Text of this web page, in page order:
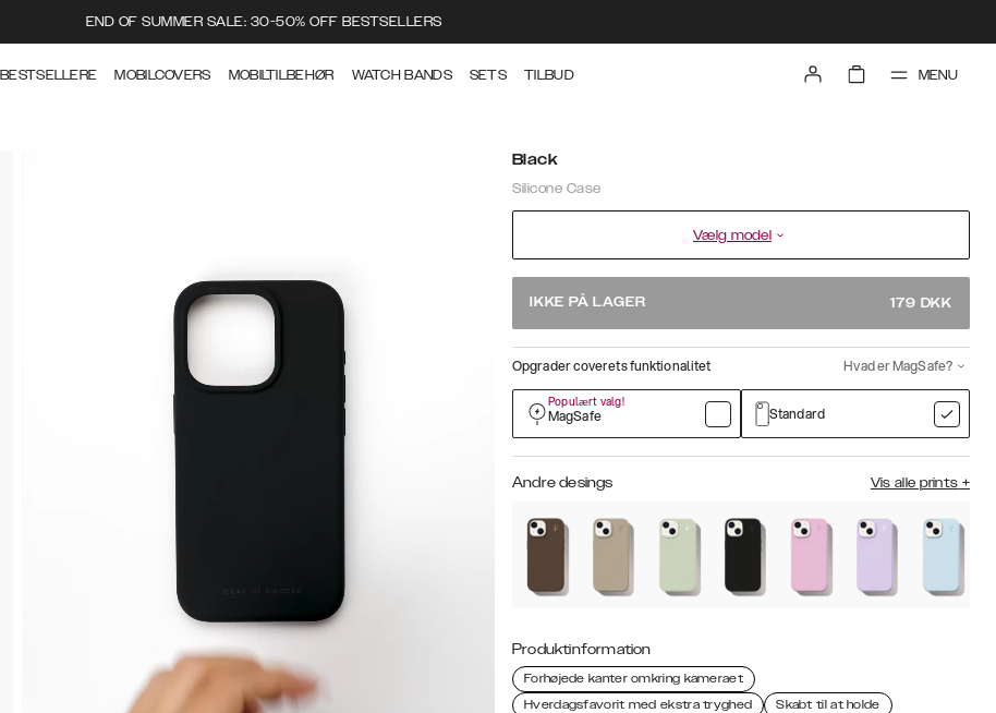
END OF SUMMER SALE: 30-50% OFF BESTSELLERS
BESTSELLERE MOBILCOVERS MOBILTILBEHØR WATCH BANDS SETS TILBUD MENU
Black
Silicone Case
Vælg model
IKKE PÅ LAGER 179 DKK
Opgrader coverets funktionalitet Hvad er MagSafe?
Populært valg!
MagSafe Standard
Andre desings Vis alle prints +
Produktinformation
Forhøjede kanter omkring kameraet
Hverdagsfavorit med ekstra tryghed
Skabt til at holde